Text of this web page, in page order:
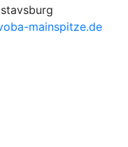
mainspitze.de